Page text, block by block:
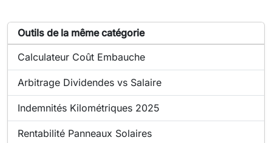
Outils de la même catégorie
Liste d'outils similaires à Calculateur de marge restaurant
Outil en ligne :
Calculateur Coût Embauche
Outil en ligne :
Arbitrage Dividendes vs Salaire
Outil en ligne :
Indemnités Kilométriques 2025
Outil en ligne :
Rentabilité Panneaux Solaires